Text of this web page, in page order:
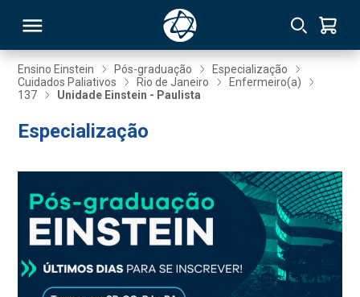
Ensino Einstein Pós-graduação
Especialização
Cuidados Paliativos
Rio de Janeiro
Enfermeiro(a)
137
Unidade Einstein - Paulista
Especialização